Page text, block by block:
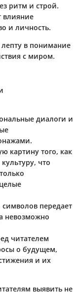
ритм и строй.
влияние
и личность.
в понимание
с миром.
диалоги и
картину того, как
что
передает
невозможно
читателем
о будущем,
и их
выявить не